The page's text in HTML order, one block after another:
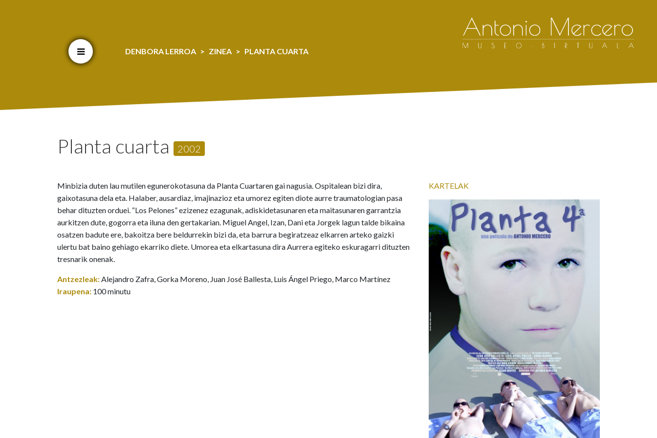
DENBORA LERROA ZINEA PLANTA CUARTA
Planta cuarta 2002
Minbizia duten lau mutilen egunerokotasuna da Planta Cuartaren gai nagusia. Ospitalean bizi dira,
gaixotasuna dela eta. Halaber, ausardiaz, imajinazioz eta umorez egiten diote aurre traumatologian pasa
behar dituzten orduei. “Los Pelones” ezizenez ezagunak, adiskidetasunaren eta maitasunaren garrantzia
aurkitzen dute, gogorra eta iluna den gertakarian. Miguel Angel, Izan, Dani eta Jorgek lagun talde bikaina
osatzen badute ere, bakoitza bere beldurrekin bizi da, eta barrura begiratzeaz elkarren arteko gaizki
ulertu bat baino gehiago ekarriko diete. Umorea eta elkartasuna dira Aurrera egiteko eskuragarri dituzten
tresnarik onenak.
Antzezleak:Alejandro Zafra, Gorka Moreno, Juan José Ballesta, Luis Ángel Priego, Marco Martínez
Iraupena: 100 minutu
KARTELAK